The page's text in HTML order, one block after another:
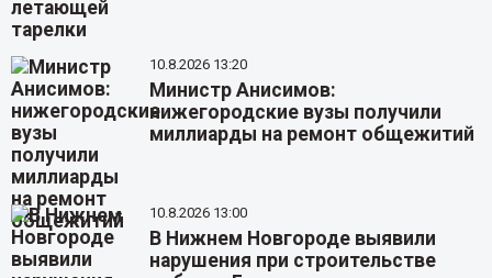
10.8.2026 13:20
Министр Анисимов:
нижегородские вузы получили
миллиарды на ремонт общежитий
10.8.2026 13:00
В Нижнем Новгороде выявили
нарушения при строительстве